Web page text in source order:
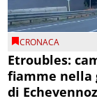
CRONACA
Etroubles:
fiamme nella
di Echevennoz